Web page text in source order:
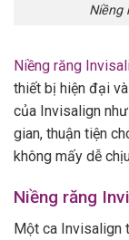
Niềng
Niềng răng
thiết bị hiện đại
của Invisalign
gian, thuận tiện
không mấy dễ
Niềng răng
Một ca Invisalign